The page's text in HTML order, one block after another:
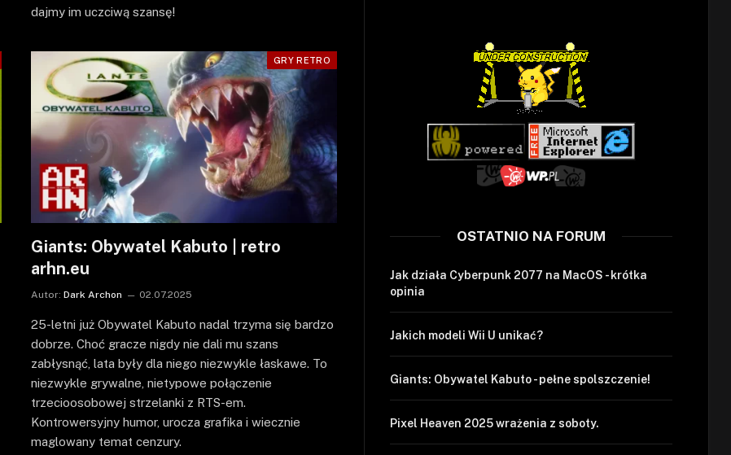
dajmy im uczciwą szansę!
GRY RETRO
Giants: Obywatel Kabuto | retro
arhn.eu
Autor: Dark Archon 02.07.2025
25-letni już Obywatel Kabuto nadal trzyma się bardzo
dobrze. Choć gracze nigdy nie dali mu szans
zabłysnąć, lata były dla niego niezwykle łaskawe. To
niezwykle grywalne, nietypowe połączenie
trzecioosobowej strzelanki z RTS-em.
Kontrowersyjny humor, urocza grafika i wiecznie
maglowany temat cenzury.
OSTATNIO NA FORUM
Jak działa Cyberpunk 2077 na MacOS - krótka
opinia
Jakich modeli Wii U unikać?
Giants: Obywatel Kabuto - pełne spolszczenie!
Pixel Heaven 2025 wrażenia z soboty.